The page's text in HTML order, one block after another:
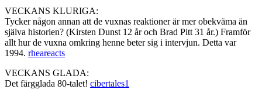
VECKANS KLURIGA:
Tycker någon annan att de vuxnas reaktioner är mer obekväma än
själva historien? (Kirsten Dunst 12 år och Brad Pitt 31 år.) Framför
allt hur de vuxna omkring henne beter sig i intervjun. Detta var
1994. rheareacts
VECKANS GLADA:
Det färgglada 80-talet! cibertales1